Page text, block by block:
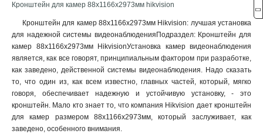
1
1495х555мм
150х573мм 1
150х560мм 1
493х246х88мм 1
150х150х590мм 1
105мм
111х392мм 1
117х226х194мм 1
Кронштейн для камер 88х1166х2973мм hikvision
Кронштейн для камер 88х1166х2973мм Hikvision: лучшая установка
для надежной системы видеонаблюденияПодраздел: Кронштейн для
камер 88х1166х2973мм HikvisionУстановка камер видеонаблюдения
является, как все говорят, принципиальным фактором при разработке,
как заведено, действенной системы видеонаблюдения. Надо сказать
то, что один из, как всем известно, главных частей, который, мягко
говоря, обеспечивает надежную и устойчивую установку, - это
кронштейн. Мало кто знает то, что компания Hikvision дает кронштейн
для камер размером 88х1166х2973мм, который заслуживает, как
заведено, особенного внимания.